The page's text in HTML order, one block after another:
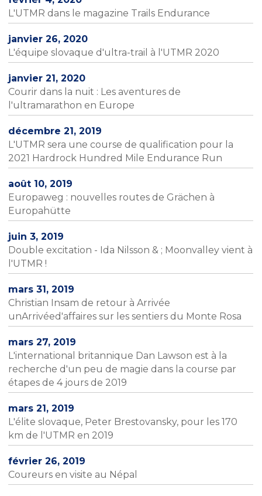
L'UTMR dans le magazine Trails Endurance
janvier 26, 2020
L'équipe slovaque d'ultra-trail à l'UTMR 2020
janvier 21, 2020
Courir dans la nuit : Les aventures de
l'ultramarathon en Europe
décembre 21, 2019
L'UTMR sera une course de qualification pour la
2021 Hardrock Hundred Mile Endurance Run
août 10, 2019
Europaweg : nouvelles routes de Grächen à
Europahütte
juin 3, 2019
Double excitation - Ida Nilsson & ; Moonvalley vient à
l'UTMR !
mars 31, 2019
Christian Insam de retour à Arrivée
unArrivéed'affaires sur les sentiers du Monte Rosa
mars 27, 2019
L'international britannique Dan Lawson est à la
recherche d'un peu de magie dans la course par
étapes de 4 jours de 2019
mars 21, 2019
L'élite slovaque, Peter Brestovansky, pour les 170
km de l'UTMR en 2019
février 26, 2019
Coureurs en visite au Népal